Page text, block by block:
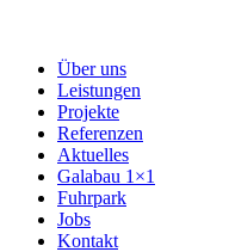
Über uns
Leistungen
Projekte
Referenzen
Aktuelles
Galabau 1×1
Fuhrpark
Jobs
Kontakt